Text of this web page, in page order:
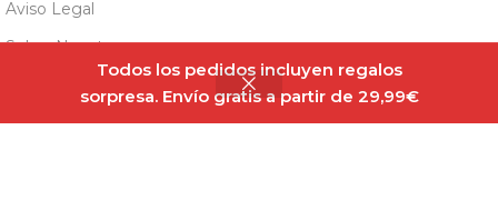
Todos los pedidos incluyen regalos
sorpresa. Envío gratis a partir de 29,99€
Aviso Legal
Sobre Nosotros
Panel Cookies
Vit.O.Best Salsa
Chipotle 250ml
3,20€
Sin
existencias